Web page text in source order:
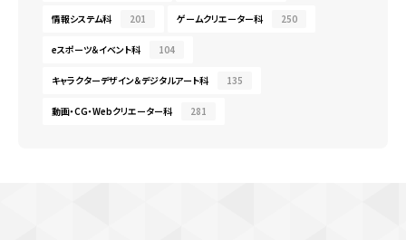
情報システム科 201 ゲームクリエーター科 250
eスポーツ＆イベント科 104
キャラクターデザイン＆デジタルアート科 135
動画・CG・Webクリエーター科 281